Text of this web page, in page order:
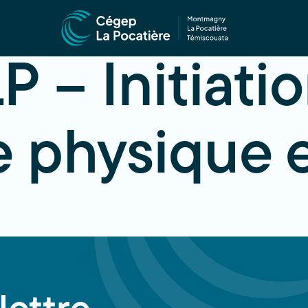
–
physique